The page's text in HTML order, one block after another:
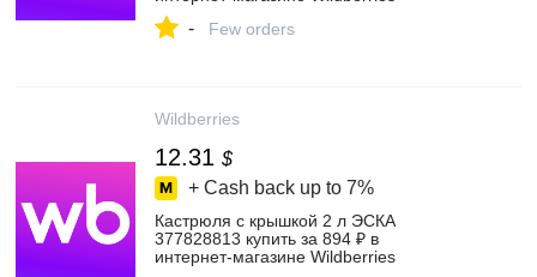
- Few orders
Wildberries
12.31 $
+ Cash back up to 7%
Кастрюля с крышкой 2 л ЭСКА
377828813 купить за 894 ₽ в
интернет‑магазине Wildberries